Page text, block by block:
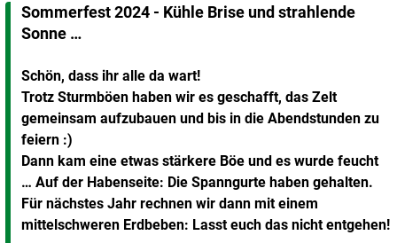
Sommerfest 2024 - Kühle Brise und strahlende
Sonne …
Schön, dass ihr alle da wart!
Trotz Sturmböen haben wir es geschafft, das Zelt
gemeinsam aufzubauen und bis in die Abendstunden zu
feiern :)
Dann kam eine etwas stärkere Böe und es wurde feucht
… Auf der Habenseite: Die Spanngurte haben gehalten.
Für nächstes Jahr rechnen wir dann mit einem
mittelschweren Erdbeben: Lasst euch das nicht entgehen!